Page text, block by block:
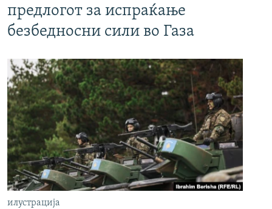
предлогот за испраќање
безбедносни сили во Газа
илустрација